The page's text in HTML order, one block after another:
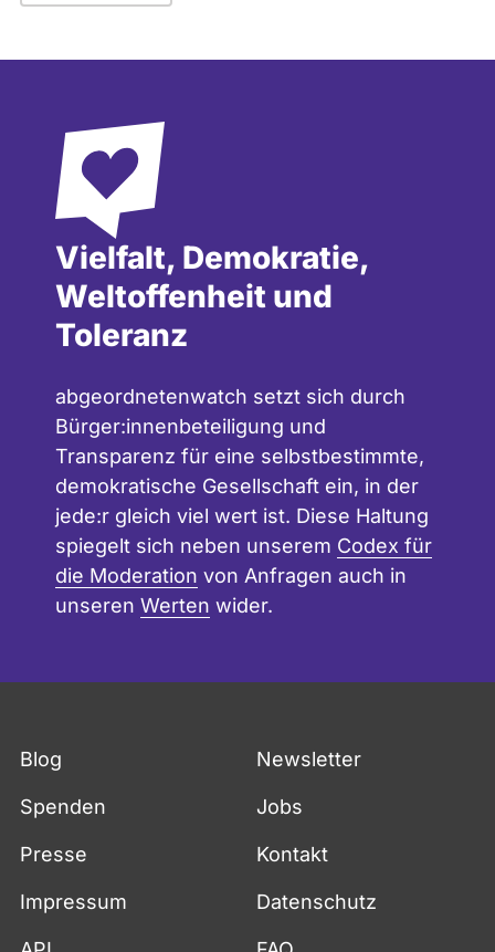
Vielfalt, Demokratie,
Weltoffenheit und
Toleranz
abgeordnetenwatch setzt sich durch
Bürger:innenbeteiligung und
Transparenz für eine selbstbestimmte,
demokratische Gesellschaft ein, in der
jede:r gleich viel wert ist. Diese Haltung
spiegelt sich neben unserem Codex für
die Moderation von Anfragen auch in
unseren Werten wider.
Blog Newsletter
Spenden Jobs
Presse Kontakt
Impressum Datenschutz